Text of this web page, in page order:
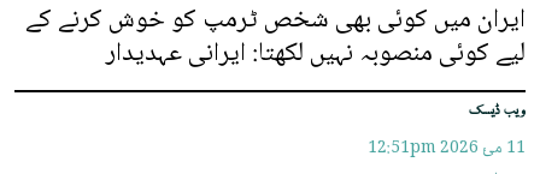
ایران میں کوئی بھی شخص ٹرمپ کو خوش کرنے کے
لیے کوئی منصوبہ نہیں لکھتا: ایرانی عہدیدار
ویب ڈیسک
11 مئ 2026 12:51pm